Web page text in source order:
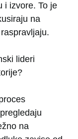
i izvore. To je
na
lideri
na